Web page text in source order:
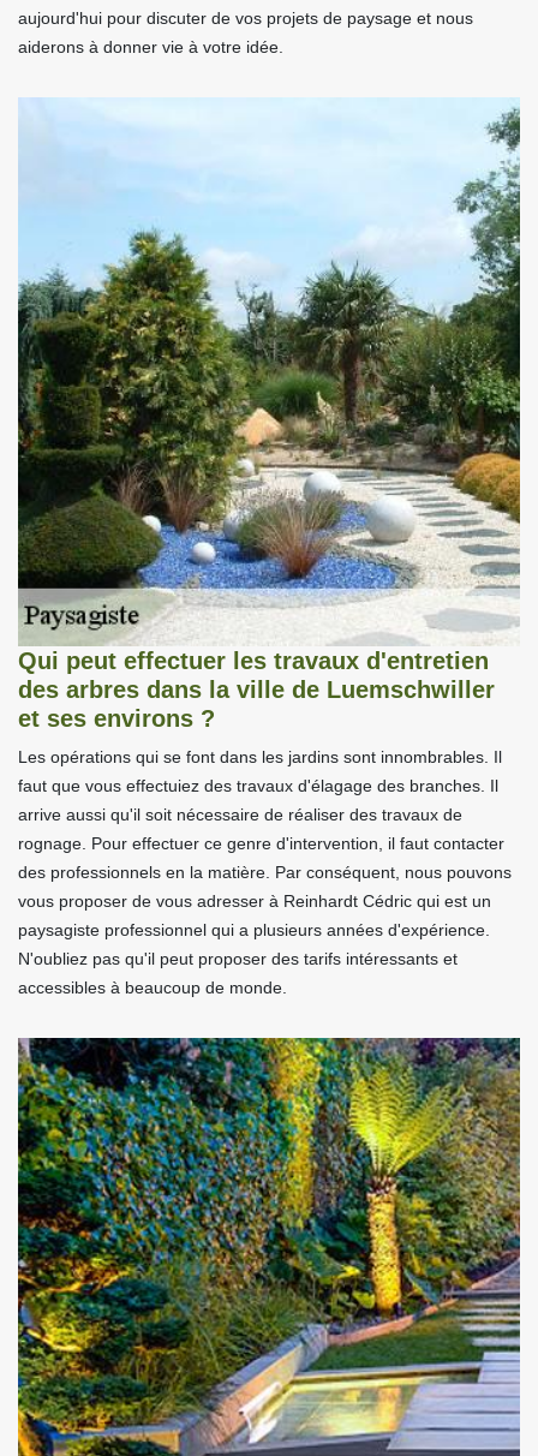
aujourd'hui pour discuter de vos projets de paysage et nous
aiderons à donner vie à votre idée.
Qui peut effectuer les travaux d'entretien
des arbres dans la ville de Luemschwiller
et ses environs ?
Les opérations qui se font dans les jardins sont innombrables. Il
faut que vous effectuiez des travaux d'élagage des branches. Il
arrive aussi qu'il soit nécessaire de réaliser des travaux de
rognage. Pour effectuer ce genre d'intervention, il faut contacter
des professionnels en la matière. Par conséquent, nous pouvons
vous proposer de vous adresser à Reinhardt Cédric qui est un
paysagiste professionnel qui a plusieurs années d'expérience.
N'oubliez pas qu'il peut proposer des tarifs intéressants et
accessibles à beaucoup de monde.